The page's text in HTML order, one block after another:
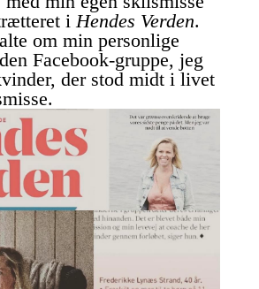
iHendes Verden.
om min personlige
Facebook-gruppe, jeg
der stod midt i livet